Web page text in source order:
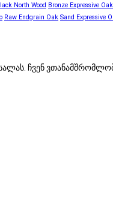
North Wood Bronze Expressive Oak
Raw Endgrain Oak Sand Expressive
ჩვენ